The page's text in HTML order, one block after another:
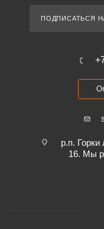
ПОДПИСАТЬСЯ
р.п.
16. Мы